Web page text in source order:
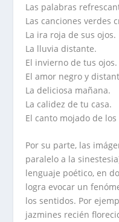
Las palabras
Las canciones verdes
La ira roja de sus ojos.
La lluvia distante.
El invierno de tus ojos.
El amor negro y
La deliciosa mañana.
La calidez de tu casa.
El canto mojado de
Por su parte, las
paralelo a la
lenguaje poético, en
logra evocar un
los sentidos. Por
jazmines recién